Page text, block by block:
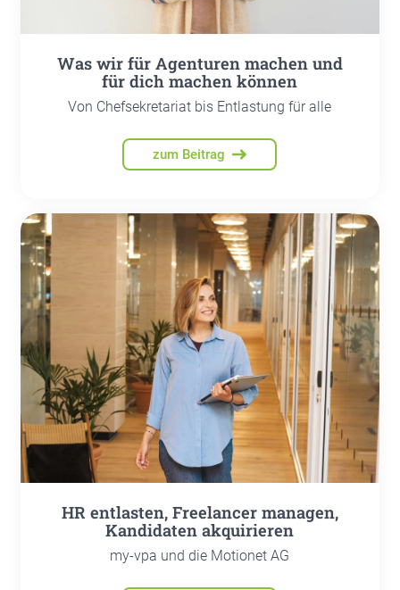
Was wir für Agen­tu­ren machen und
für dich machen kön­nen
Von Chefsekretariat bis Entlastung für alle
zum Beitrag
HR ent­las­ten, Free­lan­cer mana­gen,
Kan­di­da­ten akqui­rie­ren
my-vpa und die Motionet AG